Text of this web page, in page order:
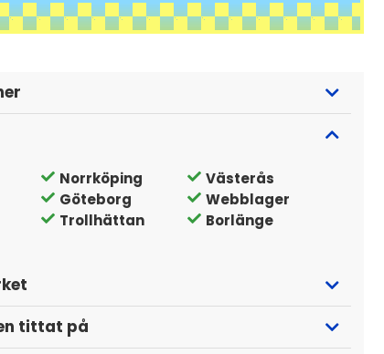
Norrköping
Västerås
Göteborg
Webblager
Trollhättan
Borlänge
tittat på